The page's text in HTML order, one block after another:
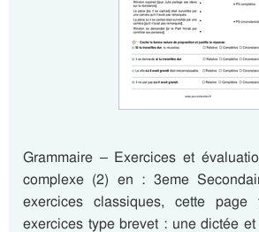
Grammaire – Exercices et
complexe (2) en : 3eme
exercices classiques, cette
exercices type brevet : une dictée